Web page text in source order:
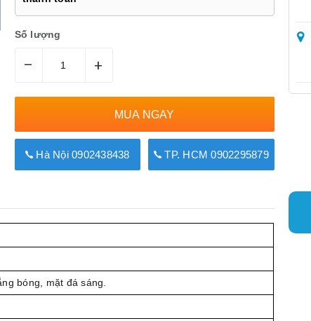
Số lượng
– +
MUA NGAY
Hà Nội 0902438438 TP. HCM 0902295879
bóng, mặt đá sáng.